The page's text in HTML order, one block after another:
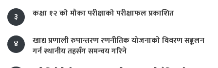
३
कक्षा १२ को मौका परीक्षाको परीक्षाफल प्रकाशित
४
खाद्य प्रणाली रुपान्तरण रणनीतिक योजनाको विवरण सङ्कलन
गर्न स्थानीय तहसँग समन्वय गरिने